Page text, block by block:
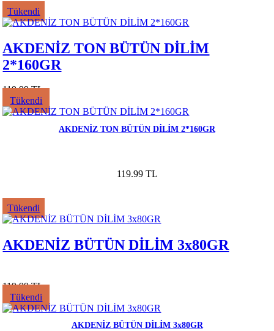
Tükendi
AKDENİZ TON BÜTÜN DİLİM
2*160GR
119.99 TL
Tükendi
AKDENİZ TON BÜTÜN DİLİM 2*160GR
119.99 TL
Tükendi
AKDENİZ BÜTÜN DİLİM 3x80GR
119.99 TL
Tükendi
AKDENİZ BÜTÜN DİLİM 3x80GR